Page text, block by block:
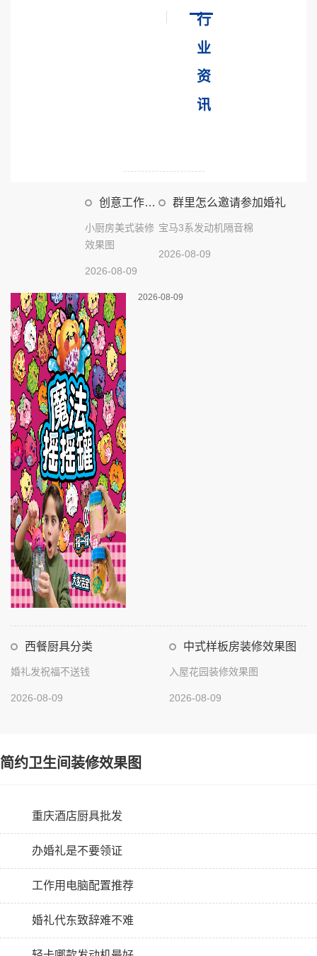
行
业
资
讯
创意工作室
小厨房美式装修
效果图
2026-08-09
群里怎么邀请参加婚礼
宝马3系发动机隔音棉
2026-08-09
2026-08-09
西餐厨具分类
婚礼发祝福不送钱
2026-08-09
中式样板房装修效果图
入屋花园装修效果图
2026-08-09
简约卫生间装修效果图
重庆酒店厨具批发
办婚礼是不要领证
工作用电脑配置推荐
婚礼代东致辞难不难